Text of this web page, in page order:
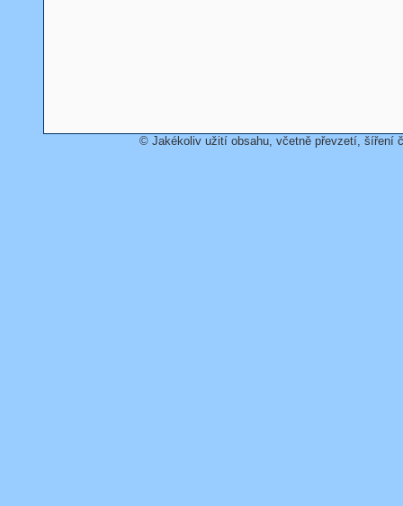
© Jakékoliv užití obsahu, včetně převzetí, šíření